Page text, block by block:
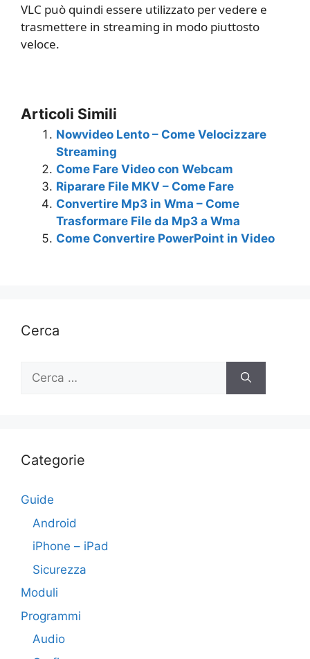
VLC può quindi essere utilizzato per vedere e
trasmettere in streaming in modo piuttosto
veloce.
Articoli Simili
Nowvideo Lento – Come Velocizzare
Streaming
Come Fare Video con Webcam
Riparare File MKV – Come Fare
Convertire Mp3 in Wma – Come
Trasformare File da Mp3 a Wma
Come Convertire PowerPoint in Video
Cerca
Ricerca
Categorie
Guide
Android
iPhone – iPad
Sicurezza
Moduli
Programmi
Audio